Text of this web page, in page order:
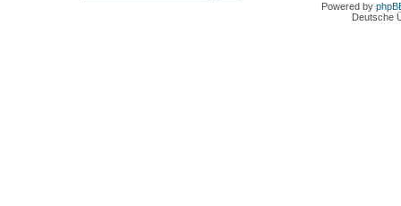
Powered by
Deutsche